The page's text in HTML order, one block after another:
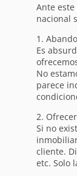
Ante
nacional
1.
Es
No
parece
2.
Si no
cliente.
etc. Solo